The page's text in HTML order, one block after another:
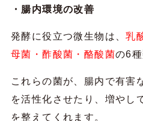
・腸内環境の改善
発酵に役立つ微生物は、乳
母菌・酢酸菌・酪酸菌の6種
これらの菌が、腸内で有害
を活性化させたり、増やし
を整えてくれます。